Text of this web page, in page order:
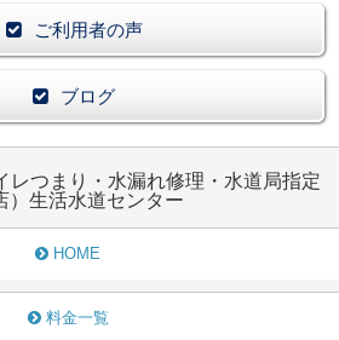
ご利用者の声
ブログ
レつまり・水漏れ修理・水道局指定
）生活水道センター
HOME
料金一覧